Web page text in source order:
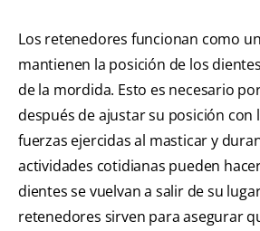
Los retenedores funcionan como
mantienen la posición de los
de la mordida. Esto es necesario
después de ajustar su posición con
fuerzas ejercidas al masticar y
actividades cotidianas pueden
dientes se vuelvan a salir de su
retenedores sirven para asegurar